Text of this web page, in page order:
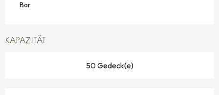
Bar
KAPAZITÄT
50 Gedeck(e)